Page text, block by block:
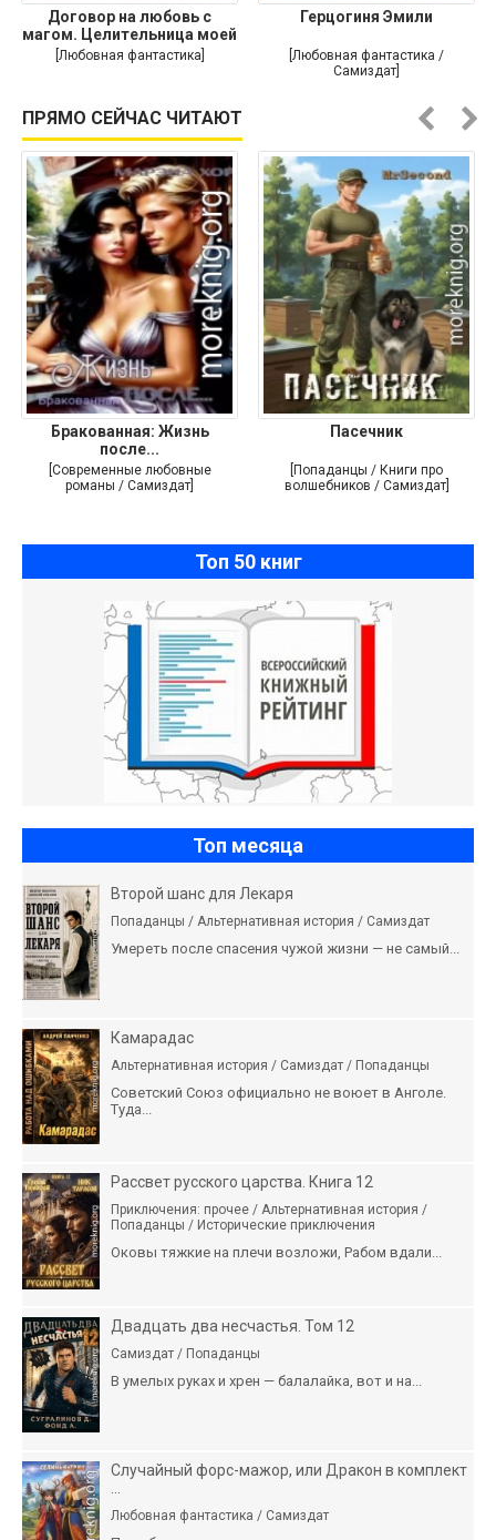
Договор на любовь с
магом. Целительница моей
души
[Любовная фантастика]
Герцогиня Эмили
[Любовная фантастика /
Самиздат]
ПРЯМО СЕЙЧАС ЧИТАЮТ
Бракованная: Жизнь
после...
[Современные любовные
романы / Самиздат]
Пасечник
[Попаданцы / Книги про
волшебников / Самиздат]
Топ 50 книг
Топ месяца
Второй шанс для Лекаря
Попаданцы / Альтернативная история / Самиздат
Умереть после спасения чужой жизни — не самый...
Камарадас
Альтернативная история / Самиздат / Попаданцы
Советский Союз официально не воюет в Анголе.
Туда...
Рассвет русского царства. Книга 12
Приключения: прочее / Альтернативная история /
Попаданцы / Исторические приключения
Оковы тяжкие на плечи возложи, Рабом вдали...
Двадцать два несчастья. Том 12
Самиздат / Попаданцы
В умелых руках и хрен — балалайка, вот и на...
Случайный форс-мажор, или Дракон в комплект
Любовная фантастика / Самиздат